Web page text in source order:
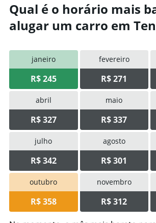
Qual é o horário mais
alugar um carro em
janeiro
R$ 245
fevereiro
R$ 271
abril
R$ 327
maio
R$ 337
julho
R$ 342
agosto
R$ 301
outubro
R$ 358
novembro
R$ 312